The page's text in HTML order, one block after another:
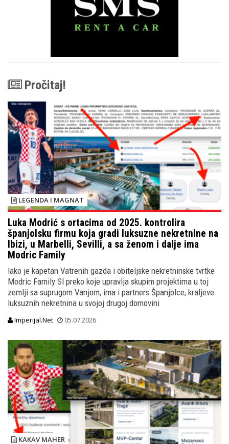
Pročitaj!
LEGENDA I MAGNAT
Luka Modrić s ortacima od 2025. kontrolira
španjolsku firmu koja gradi luksuzne nekretnine na
Ibizi, u Marbelli, Sevilli, a sa ženom i dalje ima
Modric Family
Iako je kapetan Vatrenih gazda i obiteljske nekretninske tvrtke
Modric Family Sl preko koje upravlja skupim projektima u toj
zemlji sa suprugom Vanjom, ima i partners Španjolce, kraljeve
luksuznih nekretnina u svojoj drugoj domovini
Imperijal.Net 05.07.2026
KAKAV MAHER